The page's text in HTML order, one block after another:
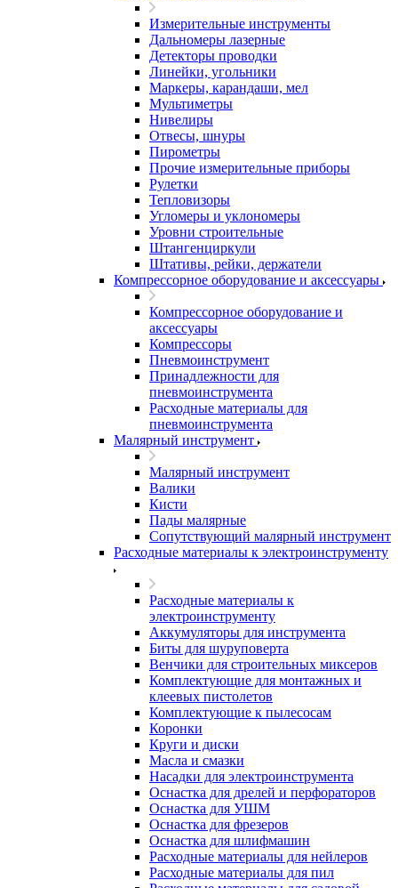
Измерительные инструменты
Дальномеры лазерные
Детекторы проводки
Линейки, угольники
Маркеры, карандаши, мел
Мультиметры
Нивелиры
Отвесы, шнуры
Пирометры
Прочие измерительные приборы
Рулетки
Тепловизоры
Угломеры и уклономеры
Уровни строительные
Штангенциркули
Штативы, рейки, держатели
Компрессорное оборудование и аксессуары
Компрессорное оборудование и
аксессуары
Компрессоры
Пневмоинструмент
Принадлежности для
пневмоинструмента
Расходные материалы для
пневмоинструмента
Малярный инструмент
Малярный инструмент
Валики
Кисти
Пады малярные
Сопутствующий малярный инструмент
Расходные материалы к электроинструменту
Расходные материалы к
электроинструменту
Аккумуляторы для инструмента
Биты для шуруповерта
Венчики для строительных миксеров
Комплектующие для монтажных и
клеевых пистолетов
Комплектующие к пылесосам
Коронки
Круги и диски
Масла и смазки
Насадки для электроинструмента
Оснастка для дрелей и перфораторов
Оснастка для УШМ
Оснастка для фрезеров
Оснастка для шлифмашин
Расходные материалы для нейлеров
Расходные материалы для пил